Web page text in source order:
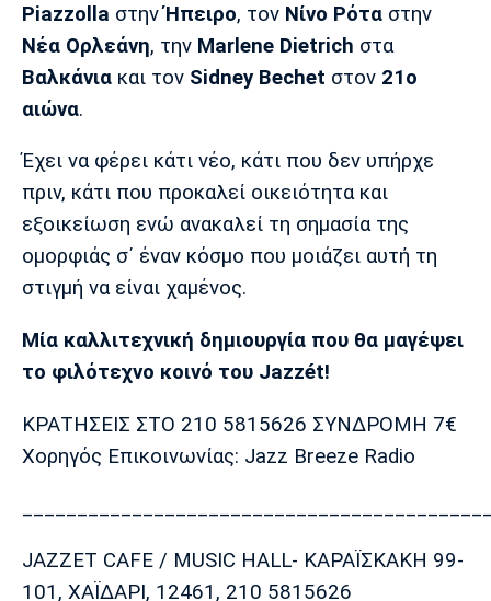
Μονακό
Ερυθρός
Αστέρας
Τότεναμ
Piazzolla στηνΉπειρο, τον Νίνο Ρότα στην
Νέα Ορλεάνη, την Marlene Dietrich στα
Βαλκάνια και τον Sidney Bechet στον 21ο
αιώνα.
Έχει να φέρει κάτι νέο, κάτι που δεν υπήρχε
πριν, κάτι που προκαλεί οικειότητα και
εξοικείωση ενώ ανακαλεί τη σημασία της
ομορφιάς σ΄ έναν κόσμο που μοιάζει αυτή τη
στιγμή να είναι χαμένος.
Mία καλλιτεχνική δημιουργία που θα μαγέψει
το φιλότεχνο κοινό του Jazzét!
ΚΡΑΤΗΣΕΙΣ ΣΤΟ 210 5815626 ΣΥΝΔΡΟΜΗ 7€
Χορηγός Επικοινωνίας: Jazz Breeze Radio
JAZZET CAFE / MUSIC HALL- ΚΑΡΑΪΣΚΑΚΗ 99-
101, ΧΑΪΔΑΡΙ, 12461, 210 5815626